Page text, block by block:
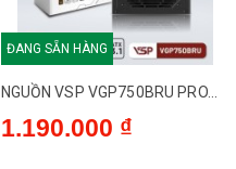
ĐANG SẴN HÀNG
NGUỒN VSP VGP750BRU PRO...
1.190.000 ₫